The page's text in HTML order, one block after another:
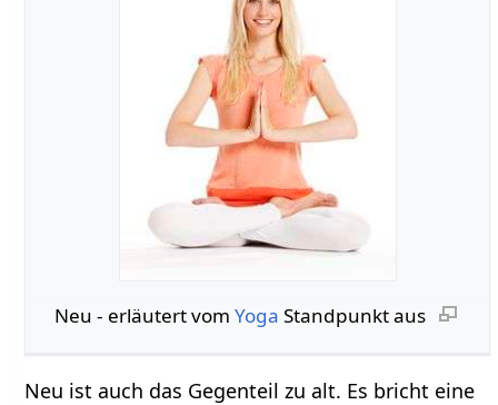
Neu‏‎ - erläutert vom Yoga Standpunkt aus
Neu ist auch das Gegenteil zu alt. Es bricht eine